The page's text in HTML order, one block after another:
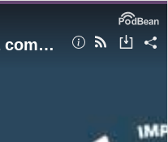
Seja especialista da sua complexidade